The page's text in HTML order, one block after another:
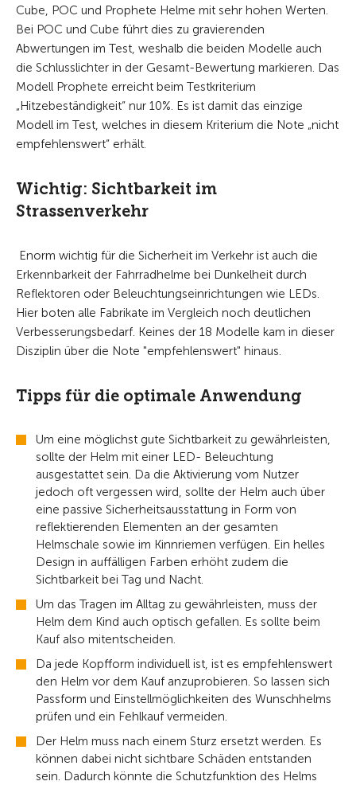
Cube, POC und Prophete Helme mit sehr hohen Werten.
Bei POC und Cube führt dies zu gravierenden
Abwertungen im Test, weshalb die beiden Modelle auch
die Schlusslichter in der Gesamt-Bewertung markieren. Das
Modell Prophete erreicht beim Testkriterium
„Hitzebeständigkeit“ nur 10%. Es ist damit das einzige
Modell im Test, welches in diesem Kriterium die Note „nicht
empfehlenswert“ erhält.
Wichtig: Sichtbarkeit im
Strassenverkehr
Enorm wichtig für die Sicherheit im Verkehr ist auch die
Erkennbarkeit der Fahrradhelme bei Dunkelheit durch
Reflektoren oder Beleuchtungseinrichtungen wie LEDs.
Hier boten alle Fabrikate im Vergleich noch deutlichen
Verbesserungsbedarf. Keines der 18 Modelle kam in dieser
Disziplin über die Note "empfehlenswert" hinaus.
Tipps für die optimale Anwendung
Um eine möglichst gute Sichtbarkeit zu gewährleisten,
sollte der Helm mit einer LED- Beleuchtung
ausgestattet sein. Da die Aktivierung vom Nutzer
jedoch oft vergessen wird, sollte der Helm auch über
eine passive Sicherheitsausstattung in Form von
reflektierenden Elementen an der gesamten
Helmschale sowie im Kinnriemen verfügen. Ein helles
Design in auffälligen Farben erhöht zudem die
Sichtbarkeit bei Tag und Nacht.
Um das Tragen im Alltag zu gewährleisten, muss der
Helm dem Kind auch optisch gefallen. Es sollte beim
Kauf also mitentscheiden.
Da jede Kopfform individuell ist, ist es empfehlenswert
den Helm vor dem Kauf anzuprobieren. So lassen sich
Passform und Einstellmöglichkeiten des Wunschhelms
prüfen und ein Fehlkauf vermeiden.
Der Helm muss nach einem Sturz ersetzt werden. Es
können dabei nicht sichtbare Schäden entstanden
sein. Dadurch könnte die Schutzfunktion des Helms